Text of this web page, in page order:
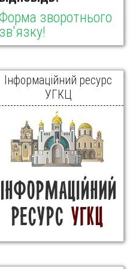
зворотнього
зв'язку!
Інформаційний ресурс
УГКЦ